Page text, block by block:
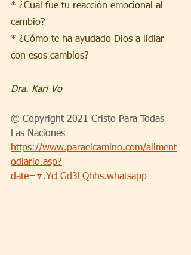
* ¿Cuál fue tu reacción emocional al
cambio?
* ¿Cómo te ha ayudado Dios a lidiar
con esos cambios?
Dra. Kari Vo
© Copyright 2021 Cristo Para Todas
Las Naciones
https://www.paraelcamino.com/aliment
odiario.asp?
date=#.YcLGd3LQhhs.whatsapp